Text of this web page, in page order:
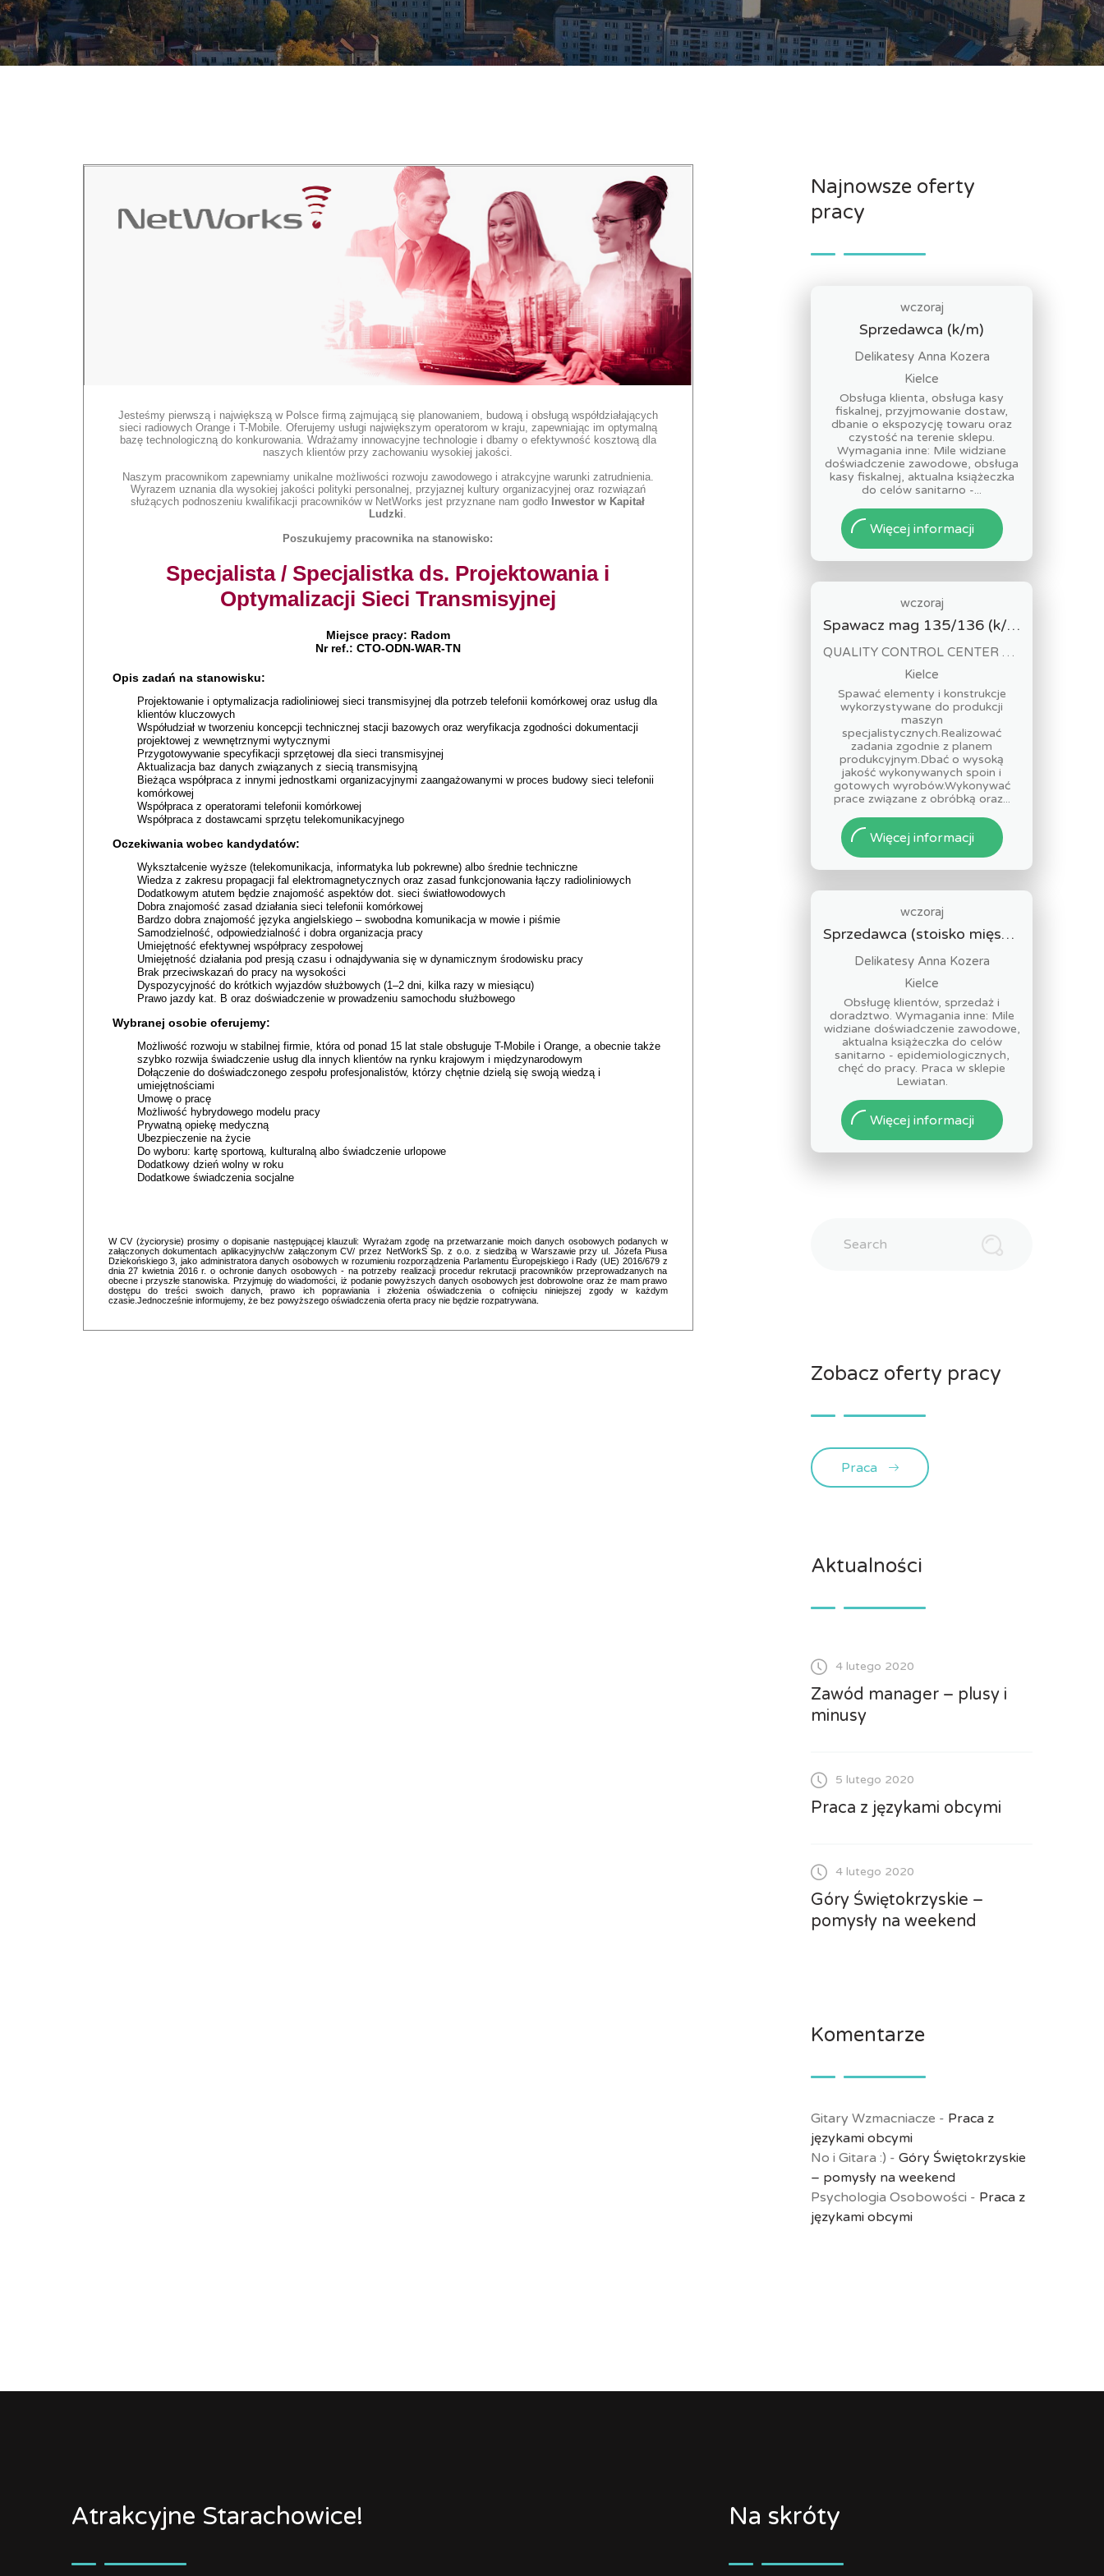
Jesteśmy pierwszą i największą w Polsce firmą zajmującą się planowaniem, budową i obsługą współdziałających
sieci radiowych Orange i T-Mobile. Oferujemy usługi największym operatorom w kraju, zapewniając im optymalną
bazę technologiczną do konkurowania. Wdrażamy innowacyjne technologie i dbamy o efektywność kosztową dla
naszych klientów przy zachowaniu wysokiej jakości.
Naszym pracownikom zapewniamy unikalne możliwości rozwoju zawodowego i atrakcyjne warunki zatrudnienia.
Wyrazem uznania dla wysokiej jakości polityki personalnej, przyjaznej kultury organizacyjnej oraz rozwiązań
służących podnoszeniu kwalifikacji pracowników w NetWorks jest przyznane nam godło Inwestor w Kapitał
Ludzki.
Poszukujemy pracownika na stanowisko:
Specjalista / Specjalistka ds. Projektowania i
Optymalizacji Sieci Transmisyjnej
Miejsce pracy: Radom
Nr ref.: CTO-ODN-WAR-TN
Opis zadań na stanowisku:
Projektowanie i optymalizacja radioliniowej sieci transmisyjnej dla potrzeb telefonii komórkowej oraz usług dla
klientów kluczowych
Współudział w tworzeniu koncepcji technicznej stacji bazowych oraz weryfikacja zgodności dokumentacji
projektowej z wewnętrznymi wytycznymi
Przygotowywanie specyfikacji sprzętowej dla sieci transmisyjnej
Aktualizacja baz danych związanych z siecią transmisyjną
Bieżąca współpraca z innymi jednostkami organizacyjnymi zaangażowanymi w proces budowy sieci telefonii
komórkowej
Współpraca z operatorami telefonii komórkowej
Współpraca z dostawcami sprzętu telekomunikacyjnego
Oczekiwania wobec kandydatów:
Wykształcenie wyższe (telekomunikacja, informatyka lub pokrewne) albo średnie techniczne
Wiedza z zakresu propagacji fal elektromagnetycznych oraz zasad funkcjonowania łączy radioliniowych
Dodatkowym atutem będzie znajomość aspektów dot. sieci światłowodowych
Dobra znajomość zasad działania sieci telefonii komórkowej
Bardzo dobra znajomość języka angielskiego – swobodna komunikacja w mowie i piśmie
Samodzielność, odpowiedzialność i dobra organizacja pracy
Umiejętność efektywnej współpracy zespołowej
Umiejętność działania pod presją czasu i odnajdywania się w dynamicznym środowisku pracy
Brak przeciwskazań do pracy na wysokości
Dyspozycyjność do krótkich wyjazdów służbowych (1–2 dni, kilka razy w miesiącu)
Prawo jazdy kat. B oraz doświadczenie w prowadzeniu samochodu służbowego
Wybranej osobie oferujemy:
Możliwość rozwoju w stabilnej firmie, która od ponad 15 lat stale obsługuje T-Mobile i Orange, a obecnie także
szybko rozwija świadczenie usług dla innych klientów na rynku krajowym i międzynarodowym
Dołączenie do doświadczonego zespołu profesjonalistów, którzy chętnie dzielą się swoją wiedzą i
umiejętnościami
Umowę o pracę
Możliwość hybrydowego modelu pracy
Prywatną opiekę medyczną
Ubezpieczenie na życie
Do wyboru: kartę sportową, kulturalną albo świadczenie urlopowe
Dodatkowy dzień wolny w roku
Dodatkowe świadczenia socjalne
W CV (życiorysie) prosimy o dopisanie następującej klauzuli: Wyrażam zgodę na przetwarzanie moich danych osobowych podanych w
załączonych dokumentach aplikacyjnych/w załączonym CV/ przez NetWorkS Sp. z o.o. z siedzibą w Warszawie przy ul. Józefa Piusa
Dziekońskiego 3, jako administratora danych osobowych w rozumieniu rozporządzenia Parlamentu Europejskiego i Rady (UE) 2016/679 z
dnia 27 kwietnia 2016 r. o ochronie danych osobowych - na potrzeby realizacji procedur rekrutacji pracowników przeprowadzanych na
obecne i przyszłe stanowiska. Przyjmuję do wiadomości, iż podanie powyższych danych osobowych jest dobrowolne oraz że mam prawo
dostępu do treści swoich danych, prawo ich poprawiania i złożenia oświadczenia o cofnięciu niniejszej zgody w każdym
czasie.Jednocześnie informujemy, że bez powyższego oświadczenia oferta pracy nie będzie rozpatrywana.
Najnowsze oferty
pracy
wczoraj
Sprzedawca (k/m)
Delikatesy Anna Kozera
Kielce
Obsługa klienta, obsługa kasy
fiskalnej, przyjmowanie dostaw,
dbanie o ekspozycję towaru oraz
czystość na terenie sklepu.
Wymagania inne: Mile widziane
doświadczenie zawodowe, obsługa
kasy fiskalnej, aktualna książeczka
do celów sanitarno -...
Więcej informacji
wczoraj
Spawacz mag 135/136 (k/m)
QUALITY CONTROL CENTER SPÓŁKA Z OGRANICZONĄ ODPOWIEDZIALNOŚCIĄ
Kielce
Spawać elementy i konstrukcje
wykorzystywane do produkcji
maszyn
specjalistycznych.Realizować
zadania zgodnie z planem
produkcyjnym.Dbać o wysoką
jakość wykonywanych spoin i
gotowych wyrobów.Wykonywać
prace związane z obróbką oraz...
Więcej informacji
wczoraj
Sprzedawca (stoisko mięsno- wędliniarskie) (k/m)
Delikatesy Anna Kozera
Kielce
Obsługę klientów, sprzedaż i
doradztwo. Wymagania inne: Mile
widziane doświadczenie zawodowe,
aktualna książeczka do celów
sanitarno - epidemiologicznych,
chęć do pracy. Praca w sklepie
Lewiatan.
Więcej informacji
Zobacz oferty pracy
Praca
Aktualności
4 lutego 2020
Zawód manager – plusy i
minusy
5 lutego 2020
Praca z językami obcymi
4 lutego 2020
Góry Świętokrzyskie –
pomysły na weekend
Komentarze
Gitary Wzmacniacze - Praca z
językami obcymi
No i Gitara :) - Góry Świętokrzyskie
– pomysły na weekend
Psychologia Osobowości - Praca z
językami obcymi
Atrakcyjne Starachowice! Na skróty